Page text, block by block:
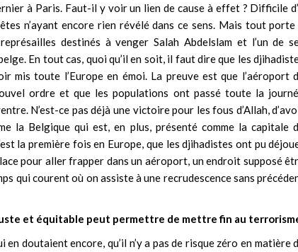
à Paris. Faut-il y voir un lien de cause à effet ? Difficile
n’ayant encore rien révélé dans ce sens. Mais tout porte
destinés à venger Salah Abdelslam et l’un de
En tout cas, quoi qu’il en soit, il faut dire que les
mis toute l’Europe en émoi. La preuve est que l’aéroport
ordre et que les populations ont passé toute la
N’est-ce pas déjà une victoire pour les fous d’Allah,
la Belgique qui est, en plus, présenté comme la capitale
la première fois en Europe, que les djihadistes ont pu
pour aller frapper dans un aéroport, un endroit supposé
qui courent où on assiste à une recrudescence sans
juste et équitable peut permettre de mettre fin au
en doutaient encore, qu’il n’y a pas de risque zéro en matière